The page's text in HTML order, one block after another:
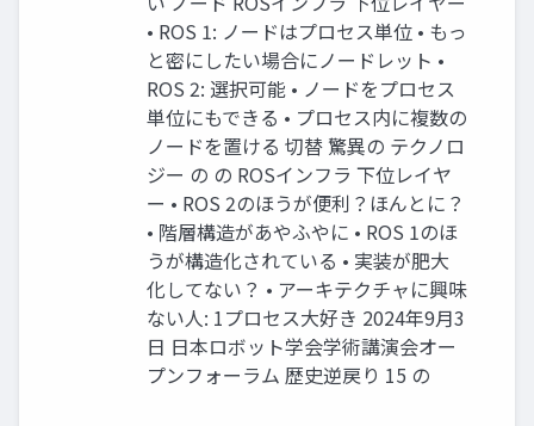
• ROS 1: ノードはプロセス単位 • もっ
と密にしたい場合にノードレット •
ROS 2: 選択可能 • ノードをプロセス
単位にもできる • プロセス内に複数の
ノードを置ける 切替 驚異の テクノロ
ジー の の ROSインフラ 下位レイヤ
ー • ROS 2のほうが便利？ほんとに？
• 階層構造があやふやに • ROS 1のほ
うが構造化されている • 実装が肥大
化してない？ • アーキテクチャに興味
ない人: 1プロセス大好き 2024年9月3
日 日本ロボット学会学術講演会オー
プンフォーラム 歴史逆戻り 15 の